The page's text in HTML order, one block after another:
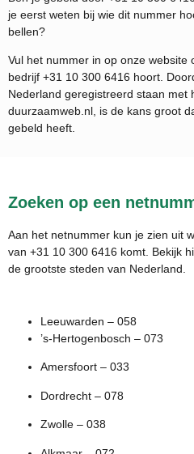
je eerst weten bij wie dit nummer
bellen?
Vul het nummer in op onze website
bedrijf +31 10 300 6416 hoort.
Nederland geregistreerd staan met
duurzaamweb.nl, is de kans groot
gebeld heeft.
Zoeken op een
Aan het netnummer kun je zien uit
van +31 10 300 6416 komt. Bekijk
de grootste steden van Nederland.
Leeuwarden – 058
’s-Hertogenbosch – 073
Amersfoort – 033
Dordrecht – 078
Zwolle – 038